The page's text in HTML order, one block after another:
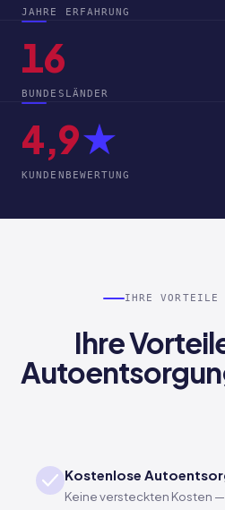
JAHRE ERFAHRUNG
16
BUNDESLÄNDER
4,9★
KUNDENBEWERTUNG
IHRE VORTEILE
Ihre
Kostenlose
Keine versteckten Kosten